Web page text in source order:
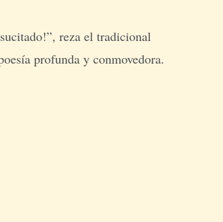
reza el tradicional
profunda y conmovedora.